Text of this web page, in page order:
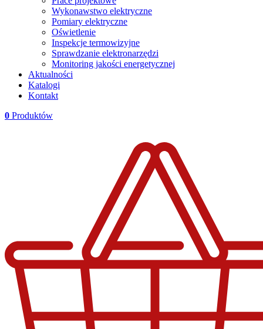
Wykonawstwo elektryczne
Pomiary elektryczne
Oświetlenie
Inspekcje termowizyjne
Sprawdzanie elektronarzędzi
Monitoring jakości energetycznej
Aktualności
Katalogi
Kontakt
0 Produktów